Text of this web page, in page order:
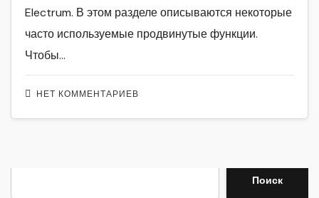
НЕТ КОММЕНТАРИЕВ
Electrum. В этом разделе описываются некоторые
часто используемые продвинутые функции.
Чтобы…
Поиск